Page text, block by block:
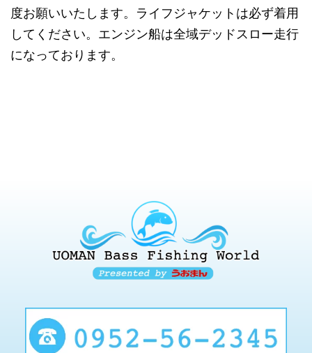
度お願いいたします。ライフジャケットは必ず着用
してください。エンジン船は全域デッドスロー走行
になっております。